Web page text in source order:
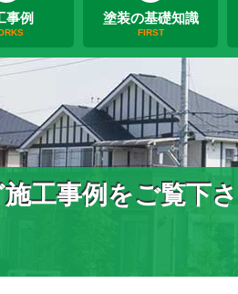
事例 塗装の基礎知識
FIRST
工事例をご覧下